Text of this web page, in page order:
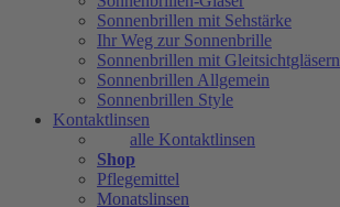
Sonnenbrillen mit Sehstärke
Ihr Weg zur Sonnenbrille
Sonnenbrillen mit Gleitsichtgläsern
Sonnenbrillen Allgemein
Sonnenbrillen Style
Kontaktlinsen
alle Kontaktlinsen
Shop
Pflegemittel
Monatslinsen